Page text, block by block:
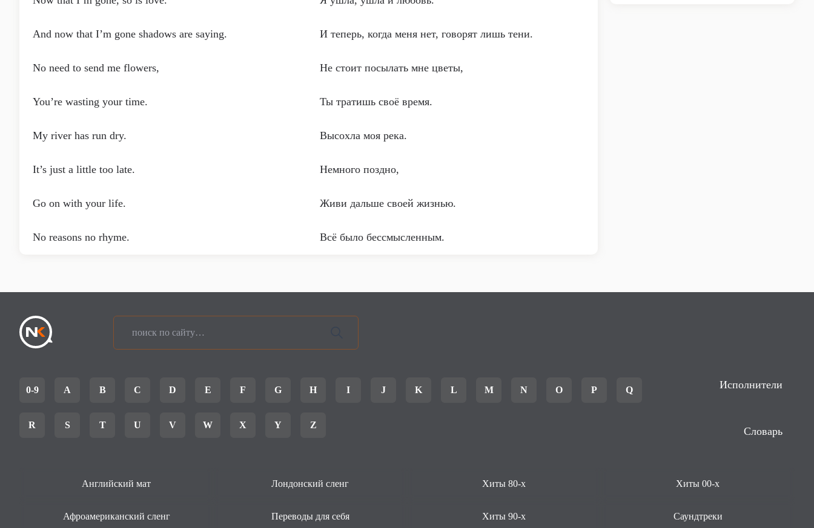
And now that I’m gone shadows are saying. И теперь, когда меня нет, говорят лишь тени.
No need to send me flowers, Не стоит посылать мне цветы,
You’re wasting your time. Ты тратишь своё время.
My river has run dry. Высохла моя река.
It’s just a little too late. Немного поздно,
Go on with your life. Живи дальше своей жизнью.
No reasons no rhyme. Всё было бессмысленным.
0-9 A B C D E F G H I J K L M N O P Q
R S T U V W X Y Z
Исполнители
Словарь
Английский мат Лондонский сленг Хиты 80-х Хиты 00-х
Афроамериканский сленг Переводы для себя Хиты 90-х Саундтреки